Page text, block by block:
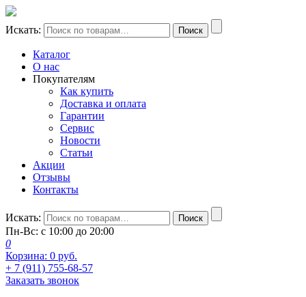
Искать: Поиск
Каталог
О нас
Покупателям
Как купить
Доставка и оплата
Гарантии
Сервис
Новости
Статьи
Акции
Отзывы
Контакты
Искать: Поиск
Пн-Вс: с 10:00 до 20:00
0
Корзина: 0 руб.
+ 7 (911) 755-68-57
Заказать звонок